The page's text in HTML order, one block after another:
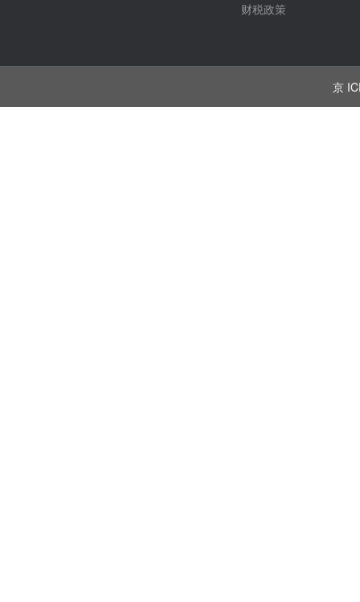
财税政策
京